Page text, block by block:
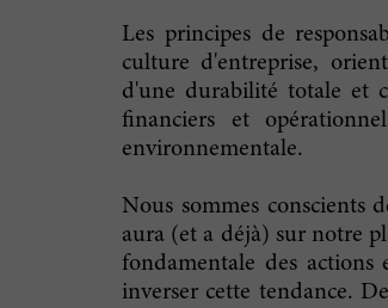
Les principes de
culture d'entreprise,
d'une durabilité totale et
financiers et
environnementale.
Nous sommes conscients
aura (et a déjà) sur notre
fondamentale des
inverser cette tendance.